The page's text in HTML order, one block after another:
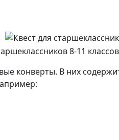
конверты. В них